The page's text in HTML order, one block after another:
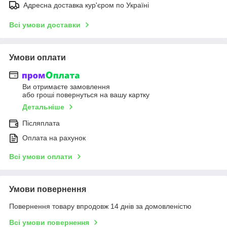
Адресна доставка кур'єром по Україні
Всі умови доставки
Умови оплати
Ви отримаєте замовлення
або гроші повернуться на вашу картку
Детальніше
Післяплата
Оплата на рахунок
Всі умови оплати
Умови повернення
Повернення товару впродовж 14 днів за домовленістю
Всі умови повернення